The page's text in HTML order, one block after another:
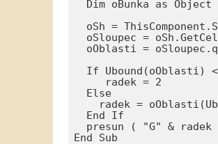
  Dim oBunka as Object
oSh =
oSloupec =
oOblasti =
If Ubound(oOblasti)
     radek = 2
  Else
radek =
  End If
presun ( "G" & radek
End Sub